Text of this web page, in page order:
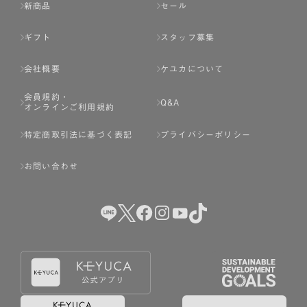
新商品 セール
ギフト スタッフ募集
会社概要 ケユカについて
会員規約・
オンラインご利用規約
Q&A
特定商取引法に基づく表記 プライバシーポリシー
お問い合わせ